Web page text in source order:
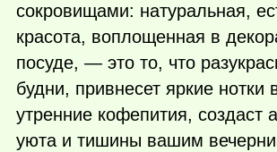
сокровищами: натуральная,
красота, воплощенная в
посуде, — это то, что
будни, привнесет яркие нотки
утренние кофепития, создаст
уюта и тишины вашим